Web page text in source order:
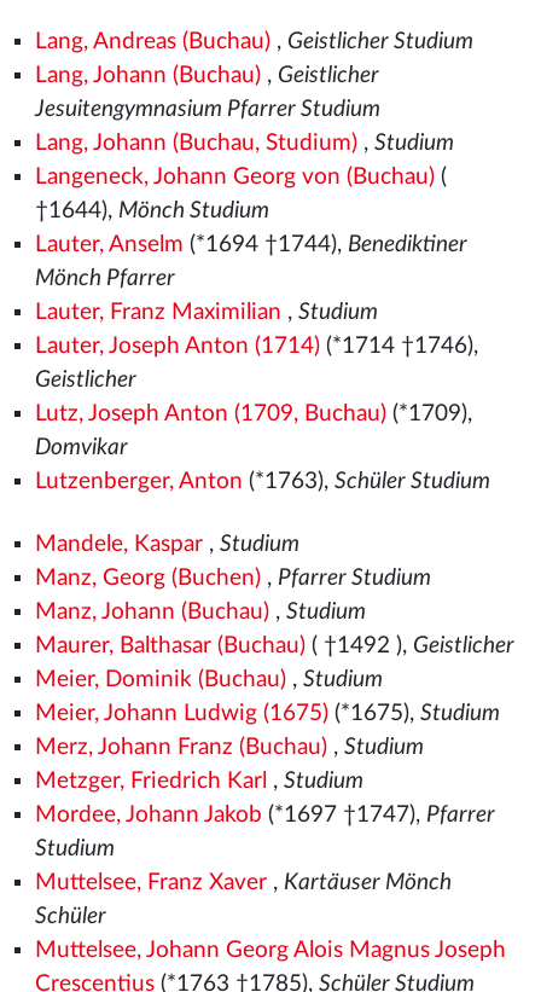
Lang, Andreas (Buchau), Geistlicher Studium
Lang, Johann (Buchau), Geistlicher
Jesuitengymnasium Pfarrer Studium
Lang, Johann (Buchau, Studium), Studium
Langeneck, Johann Georg von (Buchau)(
†1644), Mönch Studium
Lauter, Anselm (*1694 †1744), Benediktiner
Mönch Pfarrer
Lauter, Franz Maximilian , Studium
Lauter, Joseph Anton (1714)(*1714 †1746),
Geistlicher
Lutz, Joseph Anton (1709, Buchau)(*1709),
Domvikar
Lutzenberger, Anton (*1763), Schüler Studium
Mandele, Kaspar, Studium
Manz, Georg (Buchen), Pfarrer Studium
Manz, Johann (Buchau), Studium
Maurer, Balthasar (Buchau)( †1492 ), Geistlicher
Meier, Dominik (Buchau), Studium
Meier, Johann Ludwig (1675)(*1675), Studium
Merz, Johann Franz (Buchau), Studium
Metzger, Friedrich Karl , Studium
Mordee, Johann Jakob (*1697 †1747), Pfarrer
Studium
Muttelsee, Franz Xaver, Kartäuser Mönch
Schüler
Muttelsee, Johann Georg Alois Magnus Joseph
Crescentius(*1763 †1785), Schüler Studium